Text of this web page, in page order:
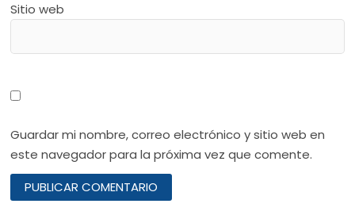
Sitio web
Guardar mi nombre, correo electrónico y sitio web en
este navegador para la próxima vez que comente.